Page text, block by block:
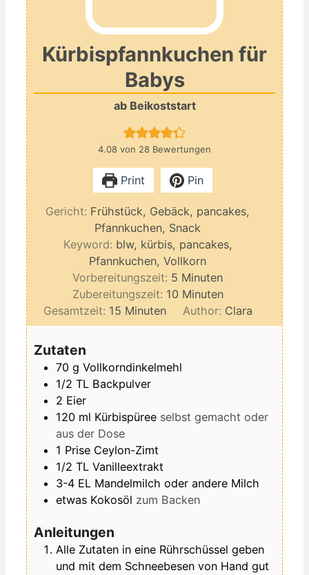
Kürbispfannkuchen für
Babys
ab Beikoststart
4.08 von 28 Bewertungen
Print Pin
Gericht: Frühstück, Gebäck, pancakes,
Pfannkuchen, Snack
Keyword: blw, kürbis, pancakes,
Pfannkuchen, Vollkorn
Vorbereitungszeit: 5 Minuten
Minuten
Zubereitungszeit: 10Minuten
Minuten
Gesamtzeit: 15Minuten
Minuten Author: Clara
Zutaten
70 g Vollkorndinkelmehl
1/2 TL Backpulver
2 Eier
120 ml Kürbispüree selbst gemacht oder
aus der Dose
1 Prise Ceylon-Zimt
1/2 TL Vanilleextrakt
3-4 EL Mandelmilch oder andere Milch
etwas Kokosöl zum Backen
Anleitungen
Alle Zutaten in eine Rührschüssel geben
und mit dem Schneebesen von Hand gut